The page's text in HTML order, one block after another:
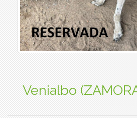
Venialbo